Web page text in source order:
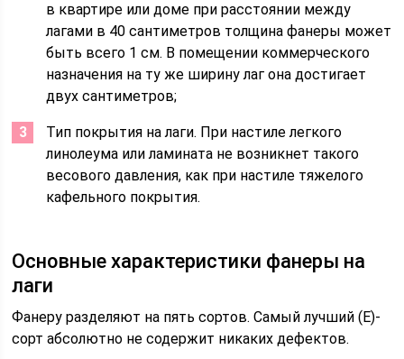
в квартире или доме при расстоянии между
лагами в 40 сантиметров толщина фанеры может
быть всего 1 см. В помещении коммерческого
назначения на ту же ширину лаг она достигает
двух сантиметров;
Тип покрытия на лаги. При настиле легкого
линолеума или ламината не возникнет такого
весового давления, как при настиле тяжелого
кафельного покрытия.
Основные характеристики фанеры на
лаги
Фанеру разделяют на пять сортов. Самый лучший (Е)-
сорт абсолютно не содержит никаких дефектов.